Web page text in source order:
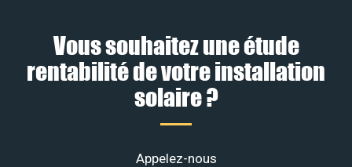
Vous souhaitez une étude
rentabilité de votre installation
solaire ?
Appelez-nous